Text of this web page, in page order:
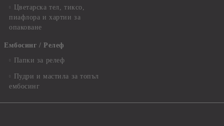
Цветарска тел, тиксо,
пиафлора и хартии за
опаковане
Ембосинг / Релеф
Папки за релеф
Пудри и мастила за топъл
ембосинг